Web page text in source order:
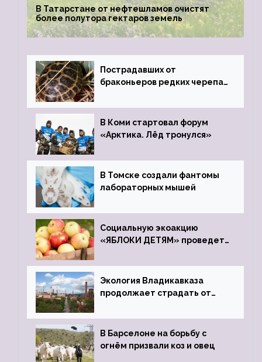
В Татарстане от нефтешламов очистят
более полутора гектаров земель
Пострадавших от
браконьеров редких черепах
зоопарк
В Коми стартовал форум
«Арктика. Лёд тронулся»
В Томске создали фантомы
лабораторных мышей
Социальную экоакцию
«ЯБЛОКИ ДЕТЯМ» проведет
Экология Владикавказа
продолжает страдать от
В Барселоне на борьбу с
огнём призвали коз и овец